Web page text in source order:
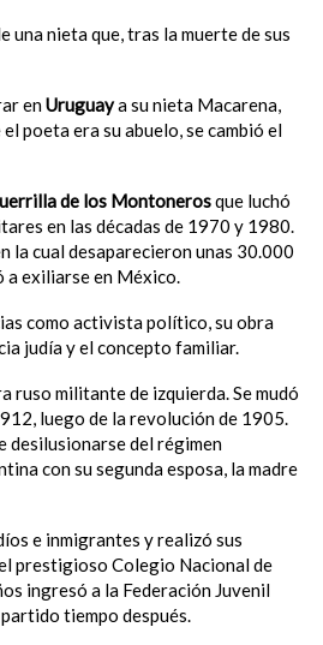
una nieta que, tras la muerte de sus
enUruguaya su nieta Macarena,
poeta era su abuelo, se cambió el
de los Montonerosque luchó
en las décadas de 1970 y 1980.
la cual desaparecieron unas 30.000
a exiliarse en México.
como activista político, su obra
judía y el concepto familiar.
ruso militante de izquierda. Se mudó
luego de la revolución de 1905.
desilusionarse del régimen
con su segunda esposa, la madre
e inmigrantes y realizó sus
prestigioso Colegio Nacional de
ingresó a la Federación Juvenil
tiempo después.